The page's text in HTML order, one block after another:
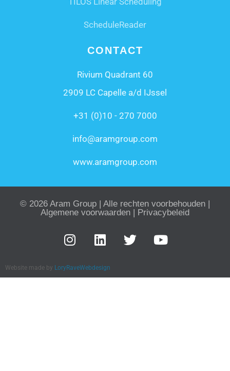
ScheduleReader
CONTACT
Rivium Quadrant 60
2909 LC Capelle a/d IJssel
+31 (0)10 - 270 7000
info@aramgroup.com
www.aramgroup.com
© 2026 Aram Group | Alle rechten voorbehouden |
Algemene voorwaarden | Privacybeleid
Website made by LoryRaveWebdesign